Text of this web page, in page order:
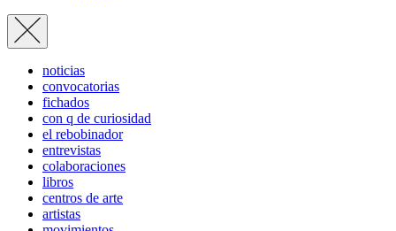
noticias
convocatorias
fichados
con q de curiosidad
el rebobinador
entrevistas
colaboraciones
libros
centros de arte
artistas